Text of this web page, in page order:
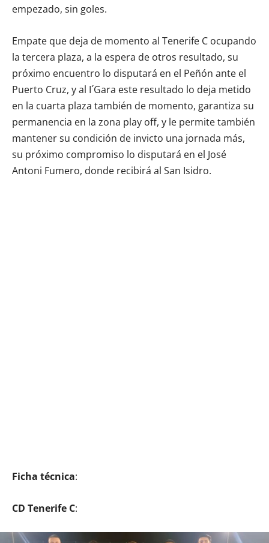
empezado, sin goles.
Empate que deja de momento al Tenerife C ocupando
la tercera plaza, a la espera de otros resultado, su
próximo encuentro lo disputará en el Peñón ante el
Puerto Cruz, y al I´Gara este resultado lo deja metido
en la cuarta plaza también de momento, garantiza su
permanencia en la zona play off, y le permite también
mantener su condición de invicto una jornada más,
su próximo compromiso lo disputará en el José
Antoni Fumero, donde recibirá al San Isidro.
Ficha técnica:
CD Tenerife C: